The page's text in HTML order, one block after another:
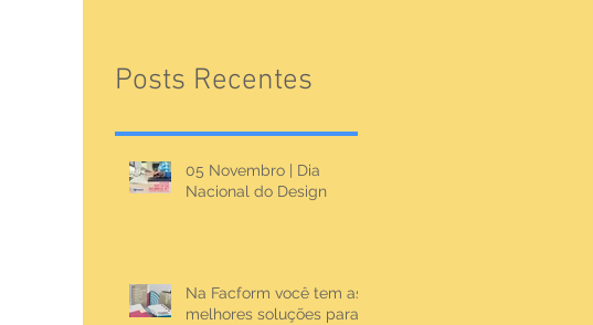
Posts Recentes
05 Novembro | Dia
Nacional do Design
Na Facform você tem as
melhores soluções para